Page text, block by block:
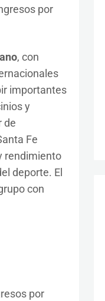
por
, con
importantes
y
de
Fe
rendimiento
deporte. El
con
por